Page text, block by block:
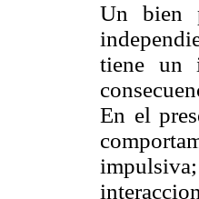
Un bien
tiene un
En el